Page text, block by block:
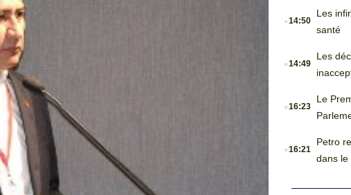
.14:50
Les
santé
.14:49
Les
.16:23
Le
.16:21
Petro
dans le